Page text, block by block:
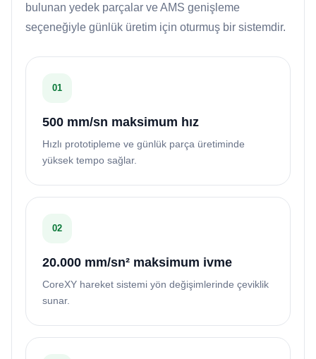
bulunan yedek parçalar ve AMS genişleme
seçeneğiyle günlük üretim için oturmuş bir sistemdir.
01
500 mm/sn maksimum hız
Hızlı prototipleme ve günlük parça üretiminde
yüksek tempo sağlar.
02
20.000 mm/sn² maksimum ivme
CoreXY hareket sistemi yön değişimlerinde çeviklik
sunar.